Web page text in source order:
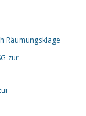
Räumungsklage
zur